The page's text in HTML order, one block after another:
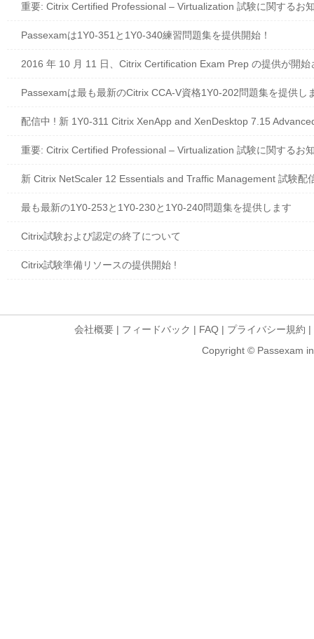
重要: Citrix Certified Professional – Virtualization 試験に関するお
Passexamは1Y0-351と1Y0-340練習問題集を提供開始！
2016 年 10 月 11 日、Citrix Certification Exam Prep の提供が開始
Passexamは最も最新のCitrix CCA-V資格1Y0-202問題集を提供し
配信中 ! 新 1Y0-311 Citrix XenApp and XenDesktop 7.15
重要: Citrix Certified Professional – Virtualization 試験に関するお
新 Citrix NetScaler 12 Essentials and Traffic Management 試験配
最も最新の1Y0-253と1Y0-230と1Y0-240問題集を提供します
Citrix試験および認定の終了について
Citrix試験準備リソースの提供開始 !
会社概要 | フィードバック | FAQ | プライバシー規約 |
Copyright © Passexam